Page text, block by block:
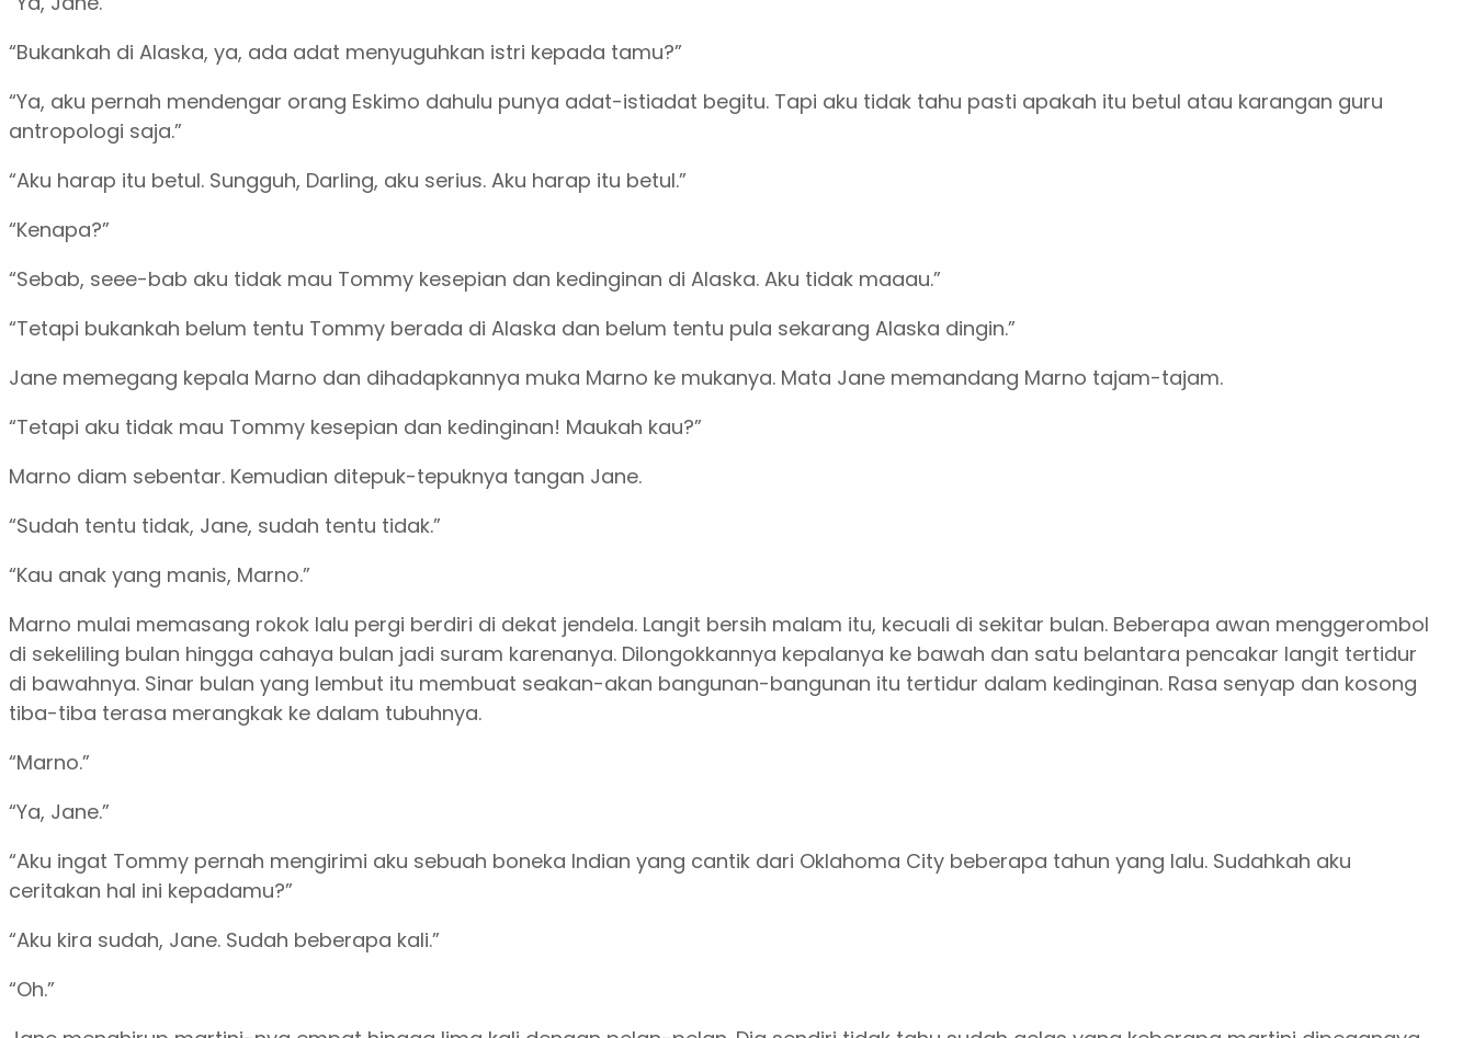
“Bukankah di Alaska, ya, ada adat menyuguhkan istri kepada tamu?”
“Ya, aku pernah mendengar orang Eskimo dahulu punya adat-istiadat begitu. Tapi aku tidak tahu pasti apakah itu betul atau karangan guru
antropologi saja.”
“Aku harap itu betul. Sungguh, Darling, aku serius. Aku harap itu betul.”
“Kenapa?”
“Sebab, seee-bab aku tidak mau Tommy kesepian dan kedinginan di Alaska. Aku tidak maaau.”
“Tetapi bukankah belum tentu Tommy berada di Alaska dan belum tentu pula sekarang Alaska dingin.”
Jane memegang kepala Marno dan dihadapkannya muka Marno ke mukanya. Mata Jane memandang Marno tajam-tajam.
“Tetapi aku tidak mau Tommy kesepian dan kedinginan! Maukah kau?”
Marno diam sebentar. Kemudian ditepuk-tepuknya tangan Jane.
“Sudah tentu tidak, Jane, sudah tentu tidak.”
“Kau anak yang manis, Marno.”
Marno mulai memasang rokok lalu pergi berdiri di dekat jendela. Langit bersih malam itu, kecuali di sekitar bulan. Beberapa awan menggerombol
di sekeliling bulan hingga cahaya bulan jadi suram karenanya. Dilongokkannya kepalanya ke bawah dan satu belantara pencakar langit tertidur
di bawahnya. Sinar bulan yang lembut itu membuat seakan-akan bangunan-bangunan itu tertidur dalam kedinginan. Rasa senyap dan kosong
tiba-tiba terasa merangkak ke dalam tubuhnya.
“Marno.”
“Ya, Jane.”
“Aku ingat Tommy pernah mengirimi aku sebuah boneka Indian yang cantik dari Oklahoma City beberapa tahun yang lalu. Sudahkah aku
ceritakan hal ini kepadamu?”
“Aku kira sudah, Jane. Sudah beberapa kali.”
“Oh.”